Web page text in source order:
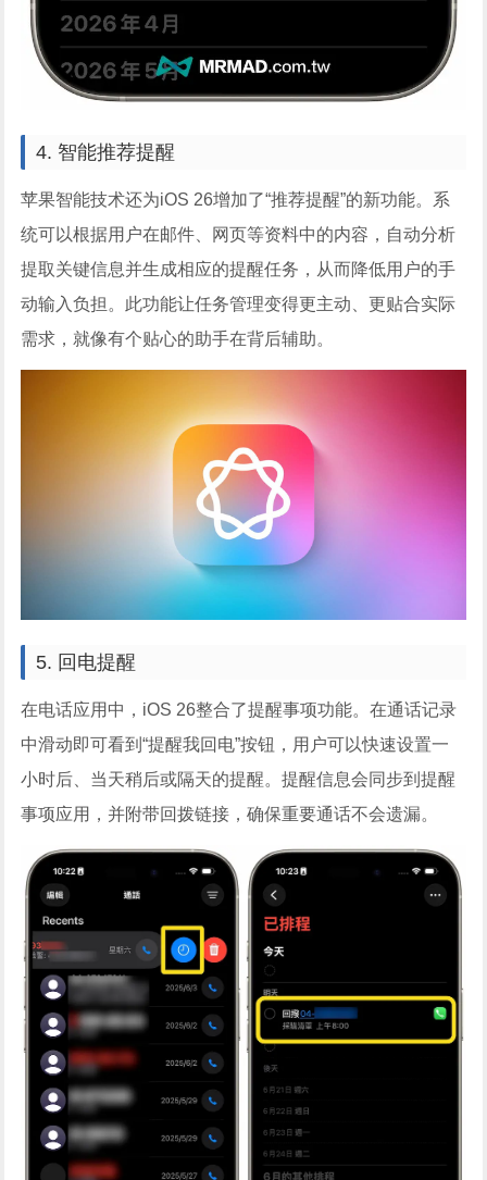
4. 智能推荐提醒
苹果智能技术还为iOS 26增加了“推荐提醒”的新功能。系
统可以根据用户在邮件、网页等资料中的内容，自动分析
提取关键信息并生成相应的提醒任务，从而降低用户的手
动输入负担。此功能让任务管理变得更主动、更贴合实际
需求，就像有个贴心的助手在背后辅助。
5. 回电提醒
在电话应用中，iOS 26整合了提醒事项功能。在通话记录
中滑动即可看到“提醒我回电”按钮，用户可以快速设置一
小时后、当天稍后或隔天的提醒。提醒信息会同步到提醒
事项应用，并附带回拨链接，确保重要通话不会遗漏。